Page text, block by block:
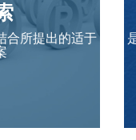
合所提出的适于